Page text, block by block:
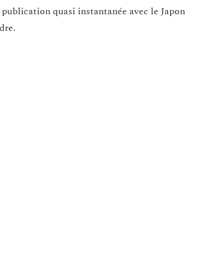
quasi instantanée avec le Japon